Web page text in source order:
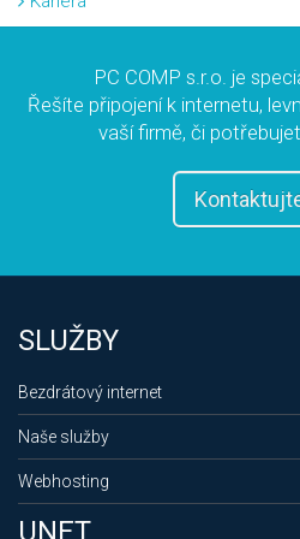
PC COMP s.r.o. je
Řešíte připojení k internetu,
vaší firmě, či
SLUŽBY
Bezdrátový internet
Naše služby
Webhosting
UNET